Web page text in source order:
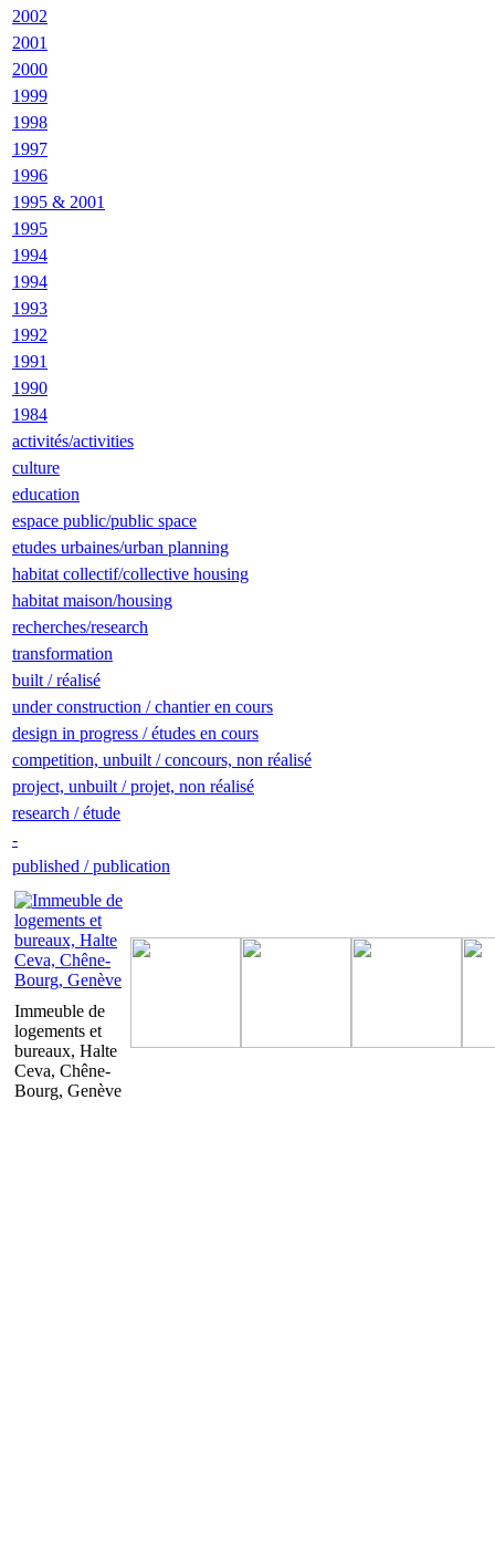
2002
2001
2000
1999
1998
1997
1996
1995 & 2001
1995
1994
1994
1993
1992
1991
1990
1984
activités/activities
culture
education
espace public/public space
etudes urbaines/urban planning
habitat collectif/collective housing
habitat maison/housing
recherches/research
transformation
built / réalisé
under construction / chantier en cours
design in progress / études en cours
competition, unbuilt / concours, non réalisé
project, unbuilt / projet, non réalisé
research / étude
-
published / publication
Immeuble de
logements et
bureaux, Halte
Ceva, Chêne-
Bourg, Genève